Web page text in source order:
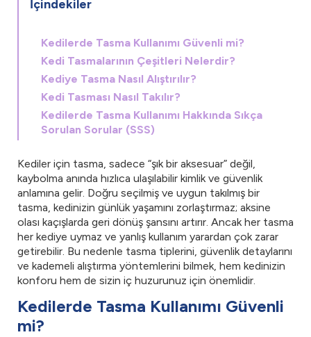
İçindekiler
Kedilerde Tasma Kullanımı Güvenli mi?
Kedi Tasmalarının Çeşitleri Nelerdir?
Kediye Tasma Nasıl Alıştırılır?
Kedi Tasması Nasıl Takılır?
Kedilerde Tasma Kullanımı Hakkında Sıkça
Sorulan Sorular (SSS)
Kediler için tasma, sadece “şık bir aksesuar” değil,
kaybolma anında hızlıca ulaşılabilir kimlik ve güvenlik
anlamına gelir. Doğru seçilmiş ve uygun takılmış bir
tasma, kedinizin günlük yaşamını zorlaştırmaz; aksine
olası kaçışlarda geri dönüş şansını artırır. Ancak her tasma
her kediye uymaz ve yanlış kullanım yarardan çok zarar
getirebilir. Bu nedenle tasma tiplerini, güvenlik detaylarını
ve kademeli alıştırma yöntemlerini bilmek, hem kedinizin
konforu hem de sizin iç huzurunuz için önemlidir.
Kedilerde Tasma Kullanımı Güvenli
mi?